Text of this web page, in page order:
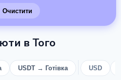
Очистити
в Того
USDT → Готівка USD